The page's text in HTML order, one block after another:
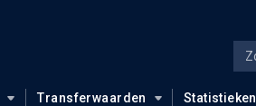
Transferwaarden Statistieken